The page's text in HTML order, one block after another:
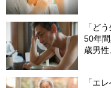
「ど
50年
歳男性
「エ